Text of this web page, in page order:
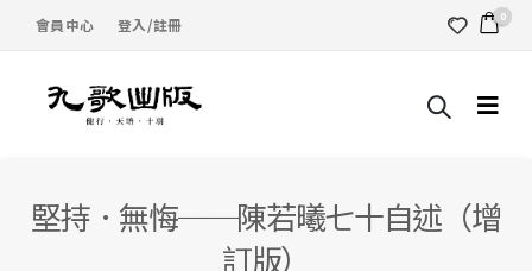
會員中心 登入/註冊 0
堅持．無悔──陳若曦七十自述（增
訂版）